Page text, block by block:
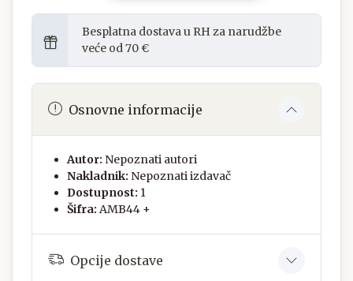
Besplatna dostava u RH za narudžbe
veće od 70 €
Osnovne informacije
Autor: Nepoznati autori
Nakladnik: Nepoznati izdavač
Dostupnost: 1
Šifra: AMB44 +
Opcije dostave